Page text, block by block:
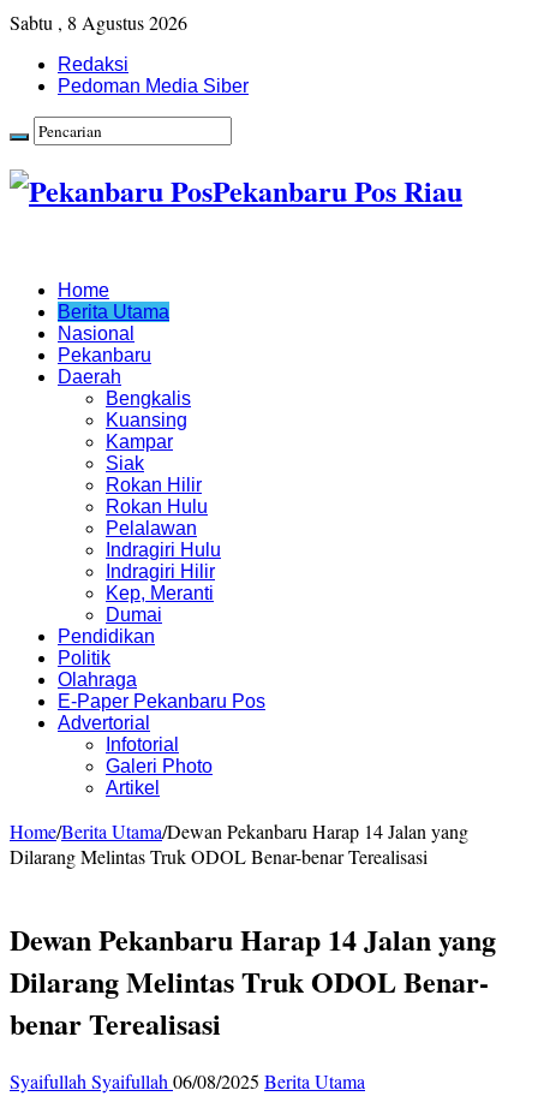
Sabtu , 8 Agustus 2026
Redaksi
Pedoman Media Siber
Pekanbaru Pos Riau
Home
Berita Utama
Nasional
Pekanbaru
Daerah
Bengkalis
Kuansing
Kampar
Siak
Rokan Hilir
Rokan Hulu
Pelalawan
Indragiri Hulu
Indragiri Hilir
Kep, Meranti
Dumai
Pendidikan
Politik
Olahraga
E-Paper Pekanbaru Pos
Advertorial
Infotorial
Galeri Photo
Artikel
Home/Berita Utama/Dewan Pekanbaru Harap 14 Jalan yang
Dilarang Melintas Truk ODOL Benar-benar Terealisasi
Dewan Pekanbaru Harap 14 Jalan yang
Dilarang Melintas Truk ODOL Benar-
benar Terealisasi
Syaifullah Syaifullah 06/08/2025 Berita Utama